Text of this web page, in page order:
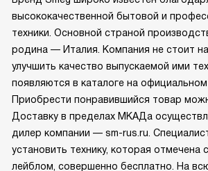
высококачественной бытовой и
техники. Основной страной
родина — Италия. Компания не стоит
улучшить качество выпускаемой ими
появляются в каталоге на официальном
Приобрести понравившийся товар
Доставку в пределах МКАДа
дилер компании — sm-rus.ru.
установить технику, которая отмечена
лейблом, совершенно бесплатно. На